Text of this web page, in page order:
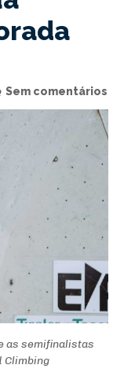
Sem comentários
as semifinalistas
Climbing